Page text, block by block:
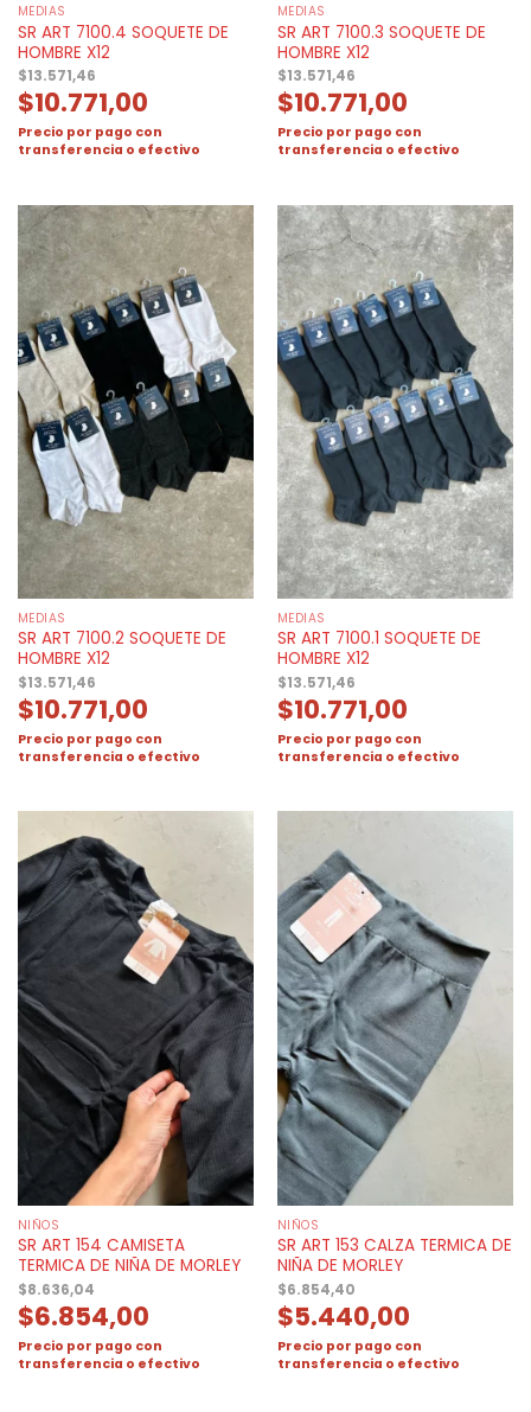
MEDIAS
SR ART 7100.4 SOQUETE DE
HOMBRE X12
$13.571,46
$10.771,00
Precio por pago con
transferencia o efectivo
MEDIAS
SR ART 7100.3 SOQUETE DE
HOMBRE X12
$13.571,46
$10.771,00
Precio por pago con
transferencia o efectivo
MEDIAS
SR ART 7100.2 SOQUETE DE
HOMBRE X12
$13.571,46
$10.771,00
Precio por pago con
transferencia o efectivo
MEDIAS
SR ART 7100.1 SOQUETE DE
HOMBRE X12
$13.571,46
$10.771,00
Precio por pago con
transferencia o efectivo
NIÑOS
SR ART 154 CAMISETA
TERMICA DE NIÑA DE MORLEY
$8.636,04
$6.854,00
Precio por pago con
transferencia o efectivo
NIÑOS
SR ART 153 CALZA TERMICA DE
NIÑA DE MORLEY
$6.854,40
$5.440,00
Precio por pago con
transferencia o efectivo